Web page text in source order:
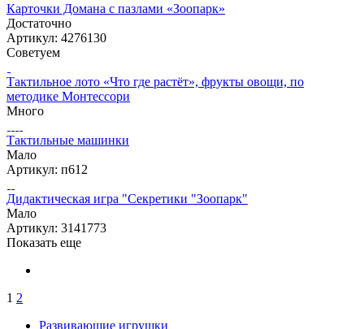
Карточки Домана с пазлами «Зоопарк»
Достаточно
Артикул: 4276130
Советуем
Тактильное лото «Что где растёт», фрукты овощи, по
методике Монтессори
Много
Тактильные машинки
Мало
Артикул: п612
Дидактическая игра "Секретики "Зоопарк"
Мало
Артикул: 3141773
Показать еще
1 2
Развивающие игрушки